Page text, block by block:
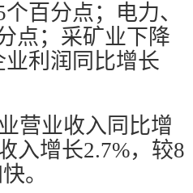
百分点；电力、
点；采矿业下降
利润同比增长
营业收入同比增
入增长2.7%，较8
。